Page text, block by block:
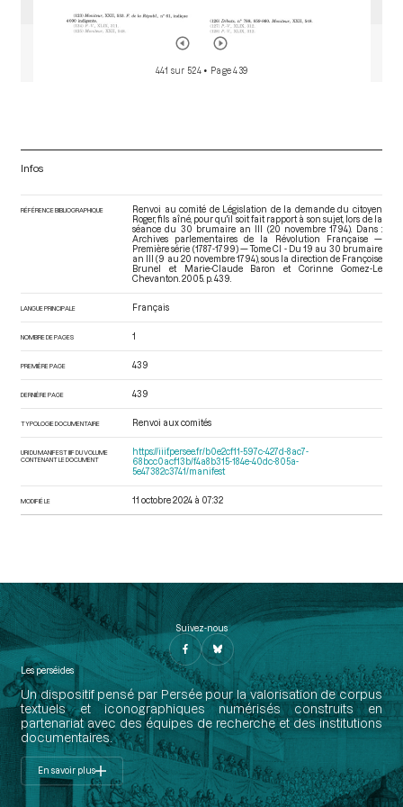
441 sur 524 • Page 439
Infos
RÉFÉRENCE BIBLIOGRAPHIQUE
Renvoi au comité de Législation de la demande du citoyen
Roger, fils aîné, pour qu'il soit fait rapport à son sujet, lors de la
séance du 30 brumaire an III (20 novembre 1794). Dans :
Archives parlementaires de la Révolution Française —
Première série (1787-1799) — Tome CI - Du 19 au 30 brumaire
an III (9 au 20 novembre 1794) , sous la direction de Françoise
Brunel et Marie-Claude Baron et Corinne Gomez-Le
Chevanton. 2005. p. 439.
LANGUE PRINCIPALE Français
NOMBRE DE PAGES 1
PREMIÈRE PAGE 439
DERNIÈRE PAGE 439
TYPOLOGIE DOCUMENTAIRE Renvoi aux comités
URI DU MANIFEST IIIF DU VOLUME
CONTENANT LE DOCUMENT
https://iiif.persee.fr/b0e2cf11-597c-427d-8ac7-
68bcc0acf13b/f4a8b315-184e-40dc-805a-
5e47382c3741/manifest
MODIFIÉ LE 11 octobre 2024 à 07:32
Suivez-nous
Les perséides
Un dispositif pensé par Persée pour la valorisation de corpus
textuels et iconographiques numérisés construits en
partenariat avec des équipes de recherche et des institutions
documentaires.
En savoir plus